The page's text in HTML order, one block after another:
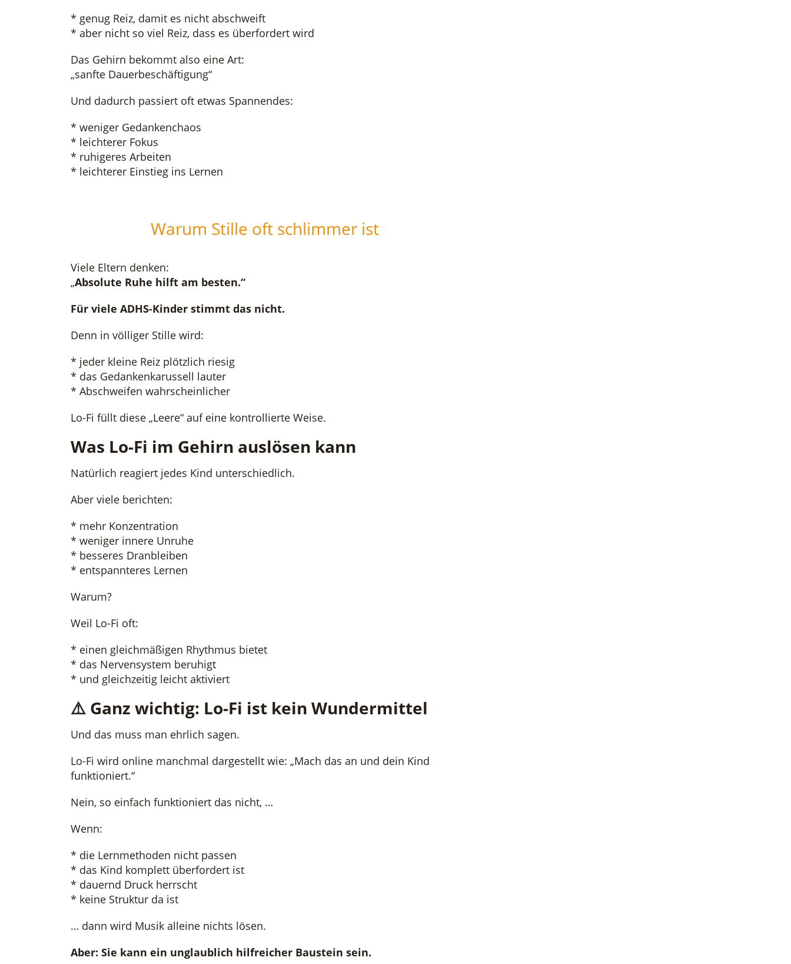
* genug Reiz, damit es nicht abschweift
* aber nicht so viel Reiz, dass es überfordert wird
Das Gehirn bekommt also eine Art:
„sanfte Dauerbeschäftigung“
Und dadurch passiert oft etwas Spannendes:
* weniger Gedankenchaos
* leichterer Fokus
* ruhigeres Arbeiten
* leichterer Einstieg ins Lernen
Warum Stille oft schlimmer ist
Viele Eltern denken:
„Absolute Ruhe hilft am besten.“
Für viele ADHS-Kinder stimmt das nicht.
Denn in völliger Stille wird:
* jeder kleine Reiz plötzlich riesig
* das Gedankenkarussell lauter
* Abschweifen wahrscheinlicher
Lo-Fi füllt diese „Leere“ auf eine kontrollierte Weise.
Was Lo-Fi im Gehirn auslösen kann
Natürlich reagiert jedes Kind unterschiedlich.
Aber viele berichten:
* mehr Konzentration
* weniger innere Unruhe
* besseres Dranbleiben
* entspannteres Lernen
Warum?
Weil Lo-Fi oft:
* einen gleichmäßigen Rhythmus bietet
* das Nervensystem beruhigt
* und gleichzeitig leicht aktiviert
⚠️ Ganz wichtig: Lo-Fi ist kein Wundermittel
Und das muss man ehrlich sagen.
Lo-Fi wird online manchmal dargestellt wie: „Mach das an und dein Kind
funktioniert.“
Nein, so einfach funktioniert das nicht, …
Wenn:
* die Lernmethoden nicht passen
* das Kind komplett überfordert ist
* dauernd Druck herrscht
* keine Struktur da ist
… dann wird Musik alleine nichts lösen.
Aber: Sie kann ein unglaublich hilfreicher Baustein sein.